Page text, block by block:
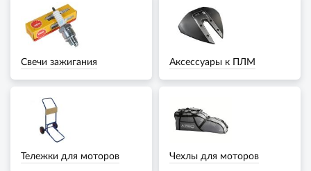
Свечи зажигания Аксессуары к ПЛМ
Тележки для моторов Чехлы для моторов